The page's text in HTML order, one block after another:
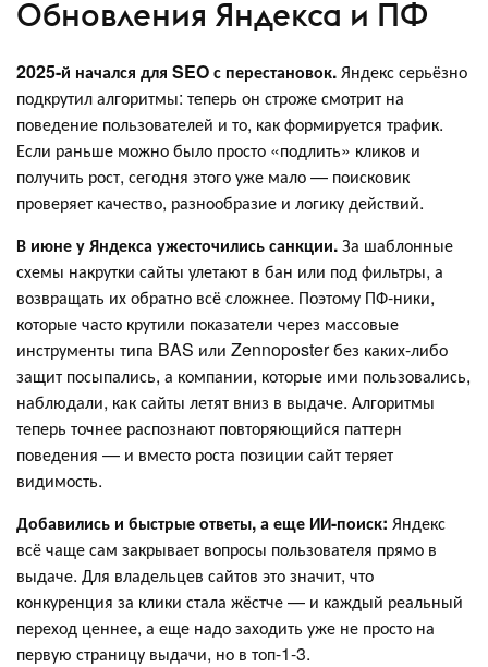
Обновления Яндекса и ПФ
2025-й начался для SEO с перестановок. Яндекс серьёзно
подкрутил алгоритмы: теперь он строже смотрит на
поведение пользователей и то, как формируется трафик.
Если раньше можно было просто «подлить» кликов и
получить рост, сегодня этого уже мало — поисковик
проверяет качество, разнообразие и логику действий.
В июне у Яндекса ужесточились санкции.За шаблонные
схемы накрутки сайты улетают в бан или под фильтры, а
возвращать их обратно всё сложнее. Поэтому ПФ-ники,
которые часто крутили показатели через массовые
инструменты типа BAS или Zennoposter без каких-либо
защит посыпались, а компании, которые ими пользовались,
наблюдали, как сайты летят вниз в выдаче. Алгоритмы
теперь точнее распознают повторяющийся паттерн
поведения — и вместо роста позиции сайт теряет
видимость.
Добавились и быстрые ответы, а еще ИИ-поиск: Яндекс
всё чаще сам закрывает вопросы пользователя прямо в
выдаче. Для владельцев сайтов это значит, что
конкуренция за клики стала жёстче — и каждый реальный
переход ценнее, а еще надо заходить уже не просто на
первую страницу выдачи, но в топ-1-3.